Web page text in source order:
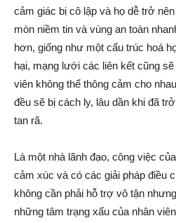
cảm giác bị cô lập và họ dễ trở
mòn niềm tin và vùng an toàn
hơn, giống như một cấu trúc hoá
hại, mạng lưới các liên kết cũng
viên không thể thông cảm cho
đều sẽ bị cách ly, lâu dần khi đã
tan rã.
Là một nhà lãnh đạo, công việc
cảm xúc và có các giải pháp điều
không cần phải hỗ trợ vô tận
những tâm trạng xấu của nhân